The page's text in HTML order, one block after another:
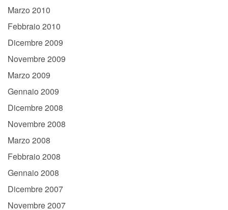
Marzo 2010
Febbraio 2010
Dicembre 2009
Novembre 2009
Marzo 2009
Gennaio 2009
Dicembre 2008
Novembre 2008
Marzo 2008
Febbraio 2008
Gennaio 2008
Dicembre 2007
Novembre 2007